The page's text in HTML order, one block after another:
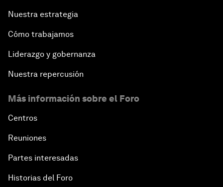
Nuestra estrategia
Cómo trabajamos
Liderazgo y gobernanza
Nuestra repercusión
Más información sobre el Foro
Centros
Reuniones
Partes interesadas
Historias del Foro